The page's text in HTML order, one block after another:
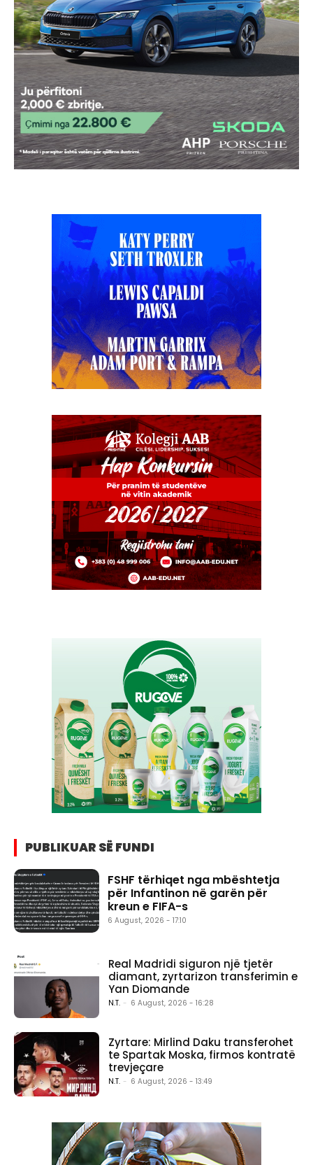
PUBLIKUAR SË FUNDI
FSHF tërhiqet nga mbështetja
për Infantinon në garën për
kreun e FIFA-s
6 August, 2026 - 17:10
Real Madridi siguron një tjetër
diamant, zyrtarizon transferimin e
Yan Diomande
N.T. - 6 August, 2026 - 16:28
Zyrtare: Mirlind Daku transferohet
te Spartak Moska, firmos kontratë
trevjeçare
N.T. - 6 August, 2026 - 13:49